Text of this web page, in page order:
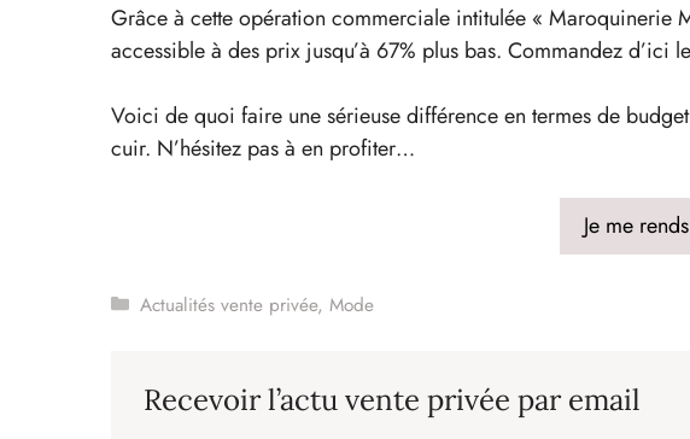
Grâce à cette opération commerciale intitulée « Maroquinerie
accessible à des prix jusqu’à 67% plus bas. Commandez
Voici de quoi faire une sérieuse différence en termes de
cuir. N’hésitez pas à en profiter…
Je me
Catégories
Actualités vente privée,Mode
Recevoir l’actu vente privée par email